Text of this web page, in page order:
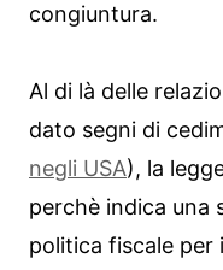
congiuntura.
Al di là delle
dato segni di
negli USA), la
perchè indica una
politica fiscale per